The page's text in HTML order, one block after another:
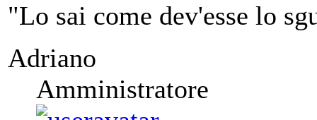
"Lo sai come dev'esse lo
Adriano
Amministratore